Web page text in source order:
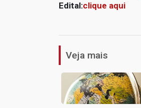
Edital:clique aqui
Veja mais